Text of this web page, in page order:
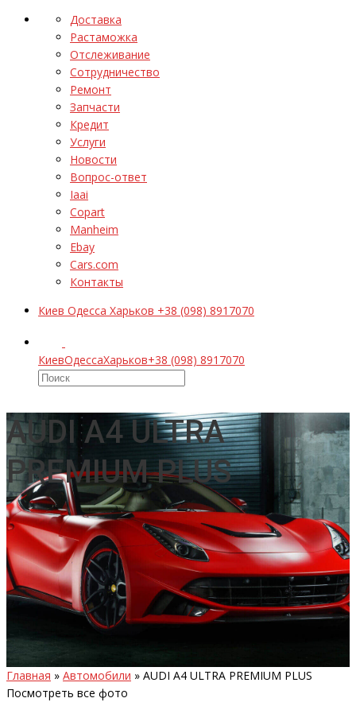
Доставка
Растаможка
Отслеживание
Сотрудничество
Ремонт
Запчасти
Кредит
Услуги
Новости
Вопрос-ответ
Iaai
Copart
Manheim
Ebay
Cars.com
Контакты
Киев Одесса Харьков +38 (098) 8917070
КиевОдессаХарьков+38 (098) 8917070
AUDI A4 ULTRA
PREMIUM PLUS
Главная » Автомобили » AUDI A4 ULTRA PREMIUM PLUS
Посмотреть все фото